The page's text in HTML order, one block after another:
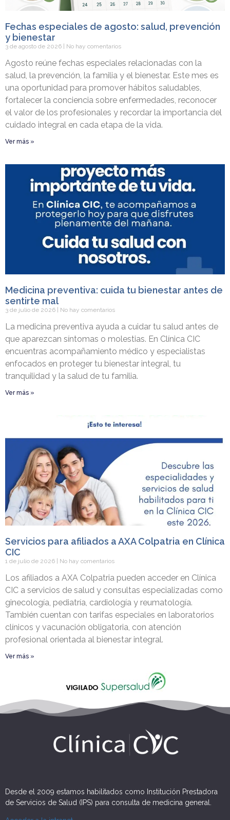
Fechas especiales de agosto: salud, prevención
y bienestar
3 de agosto de 2026 No hay comentarios
Agosto reúne fechas especiales relacionadas con la
salud, la prevención, la familia y el bienestar. Este mes es
una oportunidad para promover hábitos saludables,
fortalecer la conciencia sobre enfermedades, reconocer
el valor de los profesionales y recordar la importancia del
cuidado integral en cada etapa de la vida.
Ver más »
Medicina preventiva: cuida tu bienestar antes de
sentirte mal
3 de julio de 2026 No hay comentarios
La medicina preventiva ayuda a cuidar tu salud antes de
que aparezcan síntomas o molestias. En Clínica CIC
encuentras acompañamiento médico y especialistas
enfocados en proteger tu bienestar integral, tu
tranquilidad y la salud de tu familia.
Ver más »
Servicios para afiliados a AXA Colpatria en Clínica
CIC
1 de julio de 2026 No hay comentarios
Los afiliados a AXA Colpatria pueden acceder en Clínica
CIC a servicios de salud y consultas especializadas como
ginecología, pediatría, cardiología y reumatología.
También cuentan con tarifas especiales en laboratorios
clínicos y vacunación obligatoria, con atención
profesional orientada al bienestar integral.
Ver más »
Desde el 2009 estamos habilitados como Institución Prestadora
de Servicios de Salud (IPS) para consulta de medicina general.